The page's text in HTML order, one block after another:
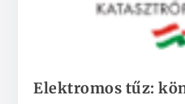
Elektromos tűz: